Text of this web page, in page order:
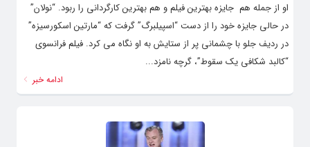
او از جمله هم جایزه بهترین فیلم و هم بهترین کارگردانی را ربود. “نولان”
در حالی جایزه خود را از دست “اسپیلبرگ” گرفت که “مارتین اسکورسیزه”
در ردیف جلو با چشمانی پر از ستایش به او نگاه می کرد. فیلم فرانسوی
“کالبد شکافی یک سقوط”، گرچه نامزد...
ادامه خبر